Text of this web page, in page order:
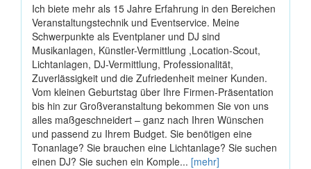
Ich biete mehr als 15 Jahre Erfahrung in den Bereichen
Veranstaltungstechnik und Eventservice. Meine
Schwerpunkte als Eventplaner und DJ sind
Musikanlagen, Künstler-Vermittlung ,Location-Scout,
Lichtanlagen, DJ-Vermittlung, Professionalität,
Zuverlässigkeit und die Zufriedenheit meiner Kunden.
Vom kleinen Geburtstag über Ihre Firmen-Präsentation
bis hin zur Großveranstaltung bekommen Sie von uns
alles maßgeschneidert – ganz nach Ihren Wünschen
und passend zu Ihrem Budget. Sie benötigen eine
Tonanlage? Sie brauchen eine Lichtanlage? Sie suchen
einen DJ? Sie suchen ein Komple... [mehr]